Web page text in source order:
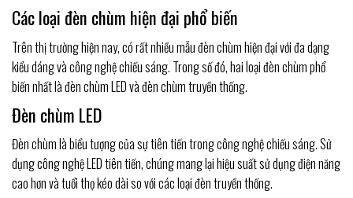
Các loại đèn chùm hiện đại phổ biến
Trên thị trường hiện nay, có rất nhiều mẫu đèn chùm hiện đại với đa dạng
kiểu dáng và công nghệ chiếu sáng. Trong số đó, hai loại đèn chùm phổ
biến nhất là đèn chùm LED và đèn chùm truyền thống.
Đèn chùm LED
Đèn chùm là biểu tượng của sự tiên tiến trong công nghệ chiếu sáng. Sử
dụng công nghệ LED tiên tiến, chúng mang lại hiệu suất sử dụng điện năng
cao hơn và tuổi thọ kéo dài so với các loại đèn truyền thống.